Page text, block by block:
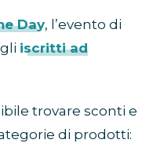
Day, l’evento di
iscritti ad
trovare sconti e
di prodotti: